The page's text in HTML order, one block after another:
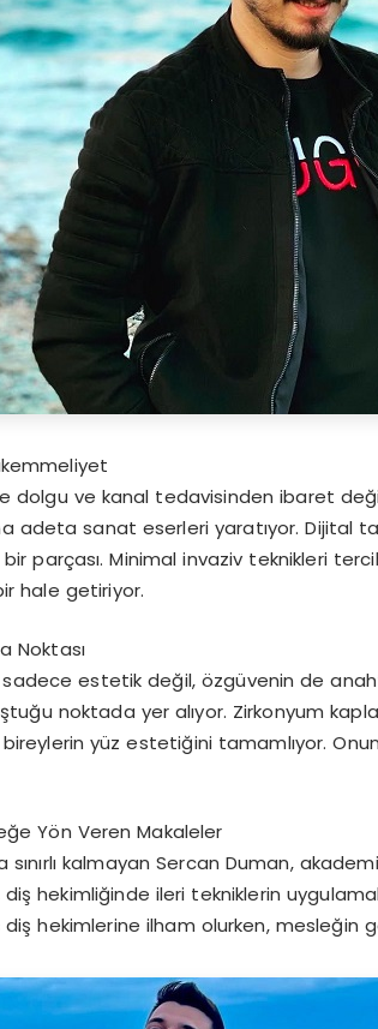
dolgu ve kanal tedavisinden ibaret
adeta sanat eserleri yaratıyor. Dijital
parçası. Minimal invaziv teknikleri
hale getiriyor.
Noktası
estetik değil, özgüvenin de
noktada yer alıyor. Zirkonyum
yüz estetiğini tamamlıyor.
Yön Veren Makaleler
sınırlı kalmayan Sercan Duman,
diş hekimliğinde ileri tekniklerin
hekimlerine ilham olurken, mesleğin